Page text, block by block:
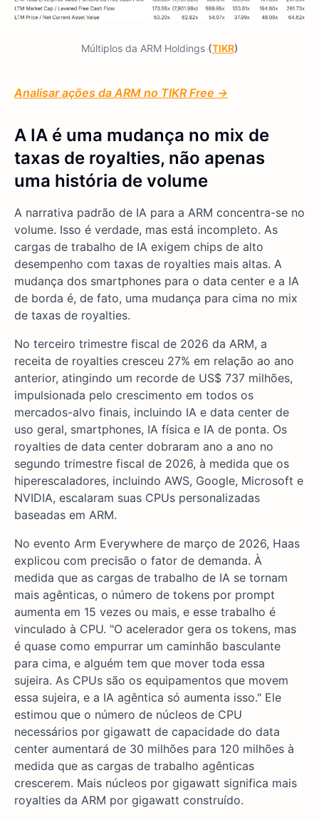
Múltiplos da ARM Holdings (TIKR)
Analisar ações da ARM no TIKR Free →
A IA é uma mudança no mix de
taxas de royalties, não apenas
uma história de volume
A narrativa padrão de IA para a ARM concentra-se no
volume. Isso é verdade, mas está incompleto. As
cargas de trabalho de IA exigem chips de alto
desempenho com taxas de royalties mais altas. A
mudança dos smartphones para o data center e a IA
de borda é, de fato, uma mudança para cima no mix
de taxas de royalties.
No terceiro trimestre fiscal de 2026 da ARM, a
receita de royalties cresceu 27% em relação ao ano
anterior, atingindo um recorde de US$ 737 milhões,
impulsionada pelo crescimento em todos os
mercados-alvo finais, incluindo IA e data center de
uso geral, smartphones, IA física e IA de ponta. Os
royalties de data center dobraram ano a ano no
segundo trimestre fiscal de 2026, à medida que os
hiperescaladores, incluindo AWS, Google, Microsoft e
NVIDIA, escalaram suas CPUs personalizadas
baseadas em ARM.
No evento Arm Everywhere de março de 2026, Haas
explicou com precisão o fator de demanda. À
medida que as cargas de trabalho de IA se tornam
mais agênticas, o número de tokens por prompt
aumenta em 15 vezes ou mais, e esse trabalho é
vinculado à CPU. "O acelerador gera os tokens, mas
é quase como empurrar um caminhão basculante
para cima, e alguém tem que mover toda essa
sujeira. As CPUs são os equipamentos que movem
essa sujeira, e a IA agêntica só aumenta isso." Ele
estimou que o número de núcleos de CPU
necessários por gigawatt de capacidade do data
center aumentará de 30 milhões para 120 milhões à
medida que as cargas de trabalho agênticas
crescerem. Mais núcleos por gigawatt significa mais
royalties da ARM por gigawatt construído.